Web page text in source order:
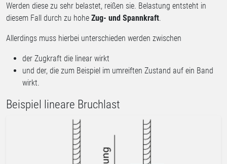
Werden diese zu sehr belastet, reißen sie. Belastung entsteht in
diesem Fall durch zu hohe Zug- und Spannkraft.
Allerdings muss hierbei unterschieden werden zwischen
der Zugkraft die linear wirkt
und der, die zum Beispiel im umreiften Zustand auf ein Band
wirkt.
Beispiel lineare Bruchlast